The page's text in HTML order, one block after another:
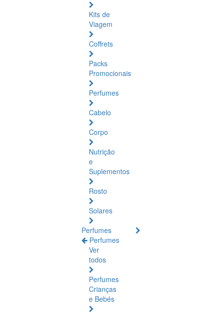
Kits de
Viagem
Coffrets
Packs
Promocionais
Perfumes
Cabelo
Corpo
Nutrição
e
Suplementos
Rosto
Solares
Perfumes
Perfumes
Ver
todos
Perfumes
Crianças
e Bebés